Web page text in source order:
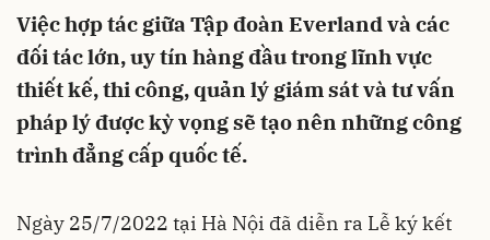
Việc hợp tác giữa Tập đoàn Everland và các
đối tác lớn, uy tín hàng đầu trong lĩnh vực
thiết kế, thi công, quản lý giám sát và tư vấn
pháp lý được kỳ vọng sẽ tạo nên những công
trình đẳng cấp quốc tế.
Ngày 25/7/2022 tại Hà Nội đã diễn ra Lễ ký kết
Hủy